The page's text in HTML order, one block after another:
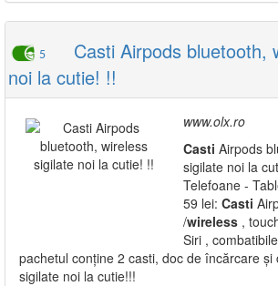
5
Casti Airpods bluetooth,
noi la cutie! !!
www.olx.ro
Casti Airpods
sigilate noi la
Telefoane -
59 lei: Casti
/wireless ,
Siri ,
pachetul conține 2 casti, doc de încărcare și
sigilate noi la cutie!!!